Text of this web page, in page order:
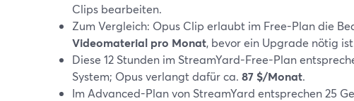
Clips bearbeiten.
Zum Vergleich: Opus Clip erlaubt im Free-Plan die
Videomaterial pro Monat, bevor ein Upgrade nötig
Diese 12 Stunden im StreamYard-Free-Plan
System; Opus verlangt dafür ca. 87 $/Monat.
Im Advanced-Plan von StreamYard entsprechen 25